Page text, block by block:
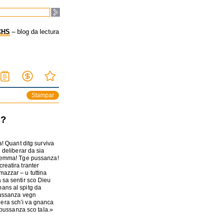
– blog da lectura
Stampar
Quant ditg surviva
deliberar da sia
Tge pussanza!
tranter
– u tuttina
sa sentir sco Dieu
al spitg da
vegn
sch’i va gnanca
sco tala.»